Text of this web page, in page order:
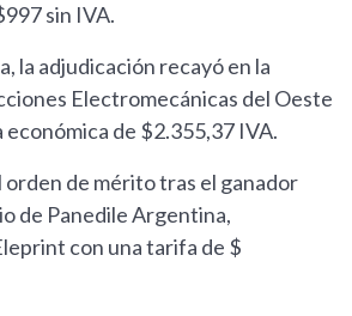
sin IVA.
la adjudicación recayó en la
Electromecánicas del Oeste
económica de $2.355,37 IVA.
orden de mérito tras el ganador
de Panedile Argentina,
con una tarifa de $